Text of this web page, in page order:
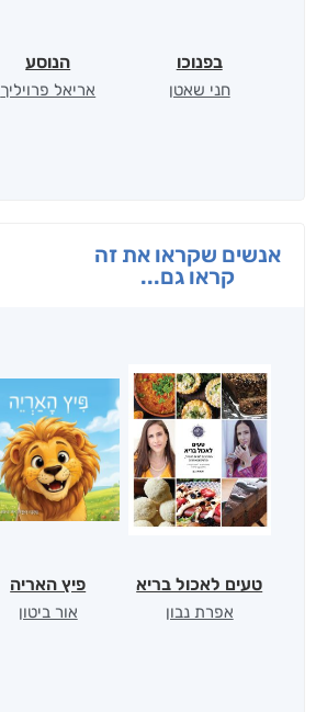
בפנוכו
חני שאטן
הנוסע
אריאל פרויליך
אנשים שקראו את זה
קראו גם...
טעים לאכול בריא
אפרת נבון
פיץ האריה
אור ביטון